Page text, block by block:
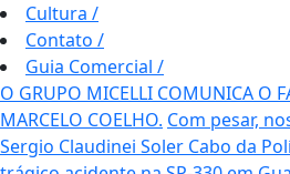
Cultura /
Contato /
Guia Comercial /
O GRUPO MICELLI COMUNICA O
MARCELO COELHO. Com pesar,
Sergio Claudinei Soler Cabo da